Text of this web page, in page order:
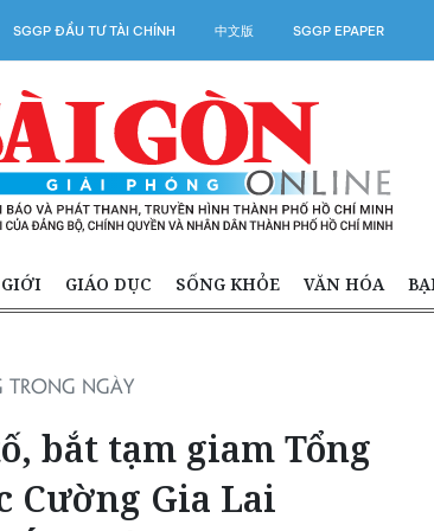
SGGP ĐẦU TƯ TÀI CHÍNH 中文版 SGGP EPAPER
GIÁO DỤC SỐNG KHỎE VĂN HÓA
TRONG NGÀY
bắt tạm giam Tổng
Cường Gia Lai